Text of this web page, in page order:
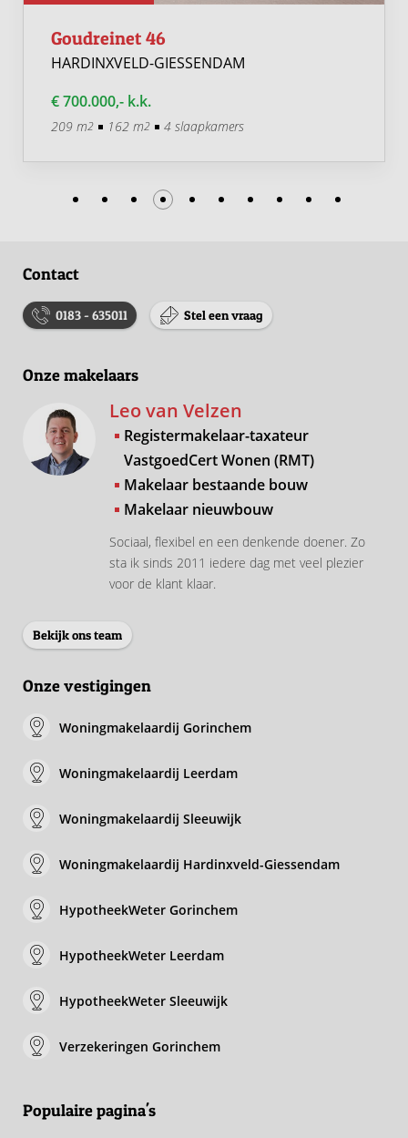
Goudreinet 46
HARDINXVELD-GIESSENDAM
€ 700.000,- k.k.
209 m2 162 m2 4 slaapkamers
Contact
0183 - 635011 Stel een vraag
Onze makelaars
Leo van Velzen
Registermakelaar-taxateur
VastgoedCert Wonen (RMT)
Makelaar bestaande bouw
Makelaar nieuwbouw
Sociaal, flexibel en een denkende doener. Zo
sta ik sinds 2011 iedere dag met veel plezier
voor de klant klaar.
Bekijk ons team
Onze vestigingen
Woningmakelaardij Gorinchem
Woningmakelaardij Leerdam
Woningmakelaardij Sleeuwijk
Woningmakelaardij Hardinxveld-Giessendam
HypotheekWeter Gorinchem
HypotheekWeter Leerdam
HypotheekWeter Sleeuwijk
Verzekeringen Gorinchem
Populaire pagina's